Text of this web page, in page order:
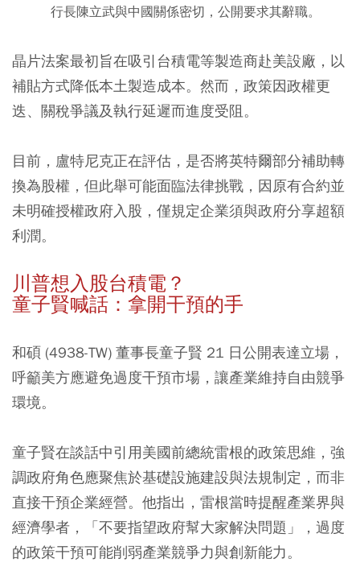
行長陳立武與中國關係密切，公開要求其辭職。
晶片法案最初旨在吸引台積電等製造商赴美設廠，以
補貼方式降低本土製造成本。然而，政策因政權更
迭、關稅爭議及執行延遲而進度受阻。
目前，盧特尼克正在評估，是否將英特爾部分補助轉
換為股權，但此舉可能面臨法律挑戰，因原有合約並
未明確授權政府入股，僅規定企業須與政府分享超額
利潤。
川普想入股台積電？
童子賢喊話：拿開干預的手
和碩 (4938-TW) 董事長童子賢 21 日公開表達立場，
呼籲美方應避免過度干預市場，讓產業維持自由競爭
環境。
童子賢在談話中引用美國前總統雷根的政策思維，強
調政府角色應聚焦於基礎設施建設與法規制定，而非
直接干預企業經營。他指出，雷根當時提醒產業界與
經濟學者，「不要指望政府幫大家解決問題」，過度
的政策干預可能削弱產業競爭力與創新能力。